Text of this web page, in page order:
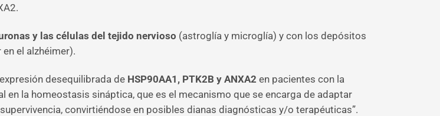
y las células del tejido nervioso (astroglía y microglía) y con los depósitos
el alzhéimer).
desequilibrada de HSP90AA1, PTK2B y ANXA2 en pacientes con la
la homeostasis sináptica, que es el mecanismo que se encarga de adaptar
convirtiéndose en posibles dianas diagnósticas y/o terapéuticas”.